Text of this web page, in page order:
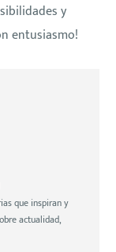
y
entusiasmo!
que inspiran y
actualidad,